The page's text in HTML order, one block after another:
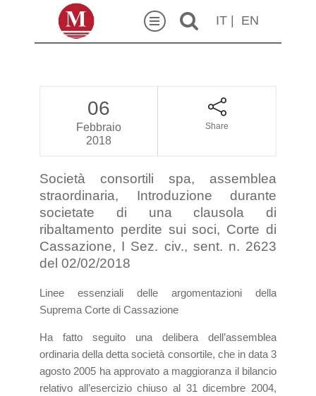
IT| EN
06
Febbraio
2018
Share
Società consortili spa, assemblea
straordinaria, Introduzione durante
societate di una clausola di
ribaltamento perdite sui soci, Corte di
Cassazione, I Sez. civ., sent. n. 2623
del 02/02/2018
Linee essenziali delle argomentazioni della
Suprema Corte di Cassazione
Ha fatto seguito una delibera dell’assemblea
ordinaria della detta società consortile, che in data 3
agosto 2005 ha approvato a maggioranza il bilancio
relativo all’esercizio chiuso al 31 dicembre 2004,